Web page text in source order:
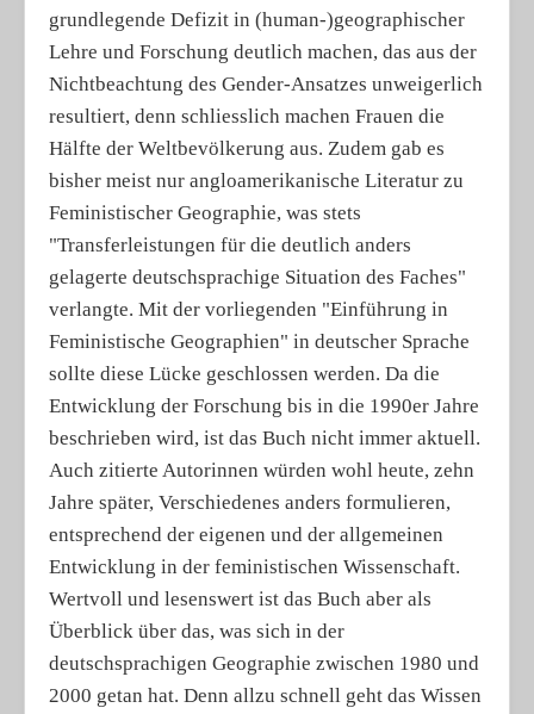
grundlegende Defizit in (human-)geographischer
Lehre und Forschung deutlich machen, das aus der
Nichtbeachtung des Gender-Ansatzes unweigerlich
resultiert, denn schliesslich machen Frauen die
Hälfte der Weltbevölkerung aus. Zudem gab es
bisher meist nur angloamerikanische Literatur zu
Feministischer Geographie, was stets
"Transferleistungen für die deutlich anders
gelagerte deutschsprachige Situation des Faches"
verlangte. Mit der vorliegenden "Einführung in
Feministische Geographien" in deutscher Sprache
sollte diese Lücke geschlossen werden. Da die
Entwicklung der Forschung bis in die 1990er Jahre
beschrieben wird, ist das Buch nicht immer aktuell.
Auch zitierte Autorinnen würden wohl heute, zehn
Jahre später, Verschiedenes anders formulieren,
entsprechend der eigenen und der allgemeinen
Entwicklung in der feministischen Wissenschaft.
Wertvoll und lesenswert ist das Buch aber als
Überblick über das, was sich in der
deutschsprachigen Geographie zwischen 1980 und
2000 getan hat. Denn allzu schnell geht das Wissen